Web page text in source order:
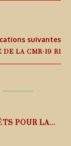
suivantes
LA CMR-19 R1
POUR LA...